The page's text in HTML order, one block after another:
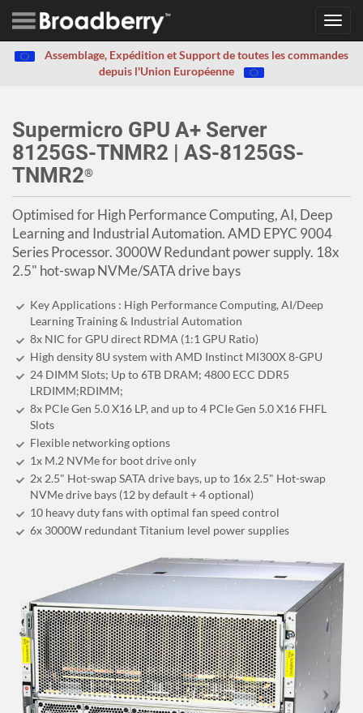
Assemblage, Expédition et Support de toutes les commandes
depuis l'Union Européenne
Supermicro GPU A+ Server
8125GS-TNMR2 | AS-8125GS-
TNMR2®
Optimised for High Performance Computing, AI, Deep
Learning and Industrial Automation. AMD EPYC 9004
Series Processor. 3000W Redundant power supply. 18x
2.5" hot-swap NVMe/SATA drive bays
Key Applications : High Performance Computing, AI/Deep
Learning Training & Industrial Automation
8x NIC for GPU direct RDMA (1:1 GPU Ratio)
High density 8U system with AMD Instinct MI300X 8-GPU
24 DIMM Slots; Up to 6TB DRAM; 4800 ECC DDR5
LRDIMM;RDIMM;
8x PCIe Gen 5.0 X16 LP, and up to 4 PCIe Gen 5.0 X16 FHFL
Slots
Flexible networking options
1x M.2 NVMe for boot drive only
2x 2.5" Hot-swap SATA drive bays, up to 16x 2.5" Hot-swap
NVMe drive bays (12 by default + 4 optional)
10 heavy duty fans with optimal fan speed control
6x 3000W redundant Titanium level power supplies